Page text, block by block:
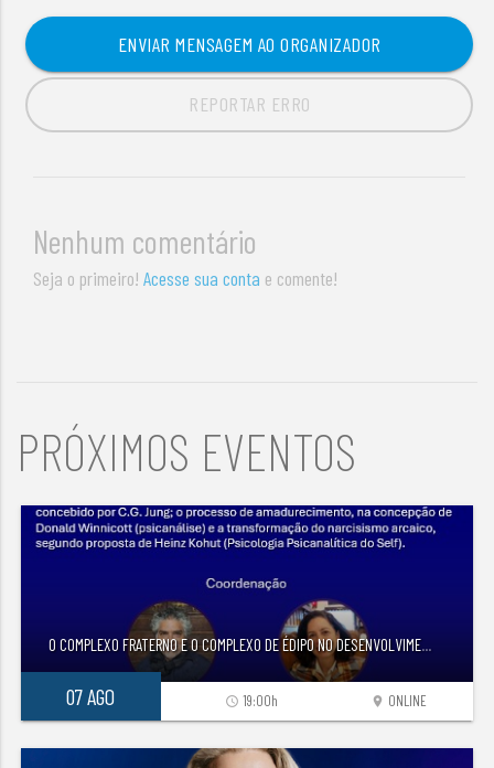
ENVIAR MENSAGEM AO ORGANIZADOR
REPORTAR ERRO
Nenhum comentário
Seja o primeiro!Acesse sua conta e comente!
PRÓXIMOS EVENTOS
O COMPLEXO FRATERNO E O COMPLEXO DE ÉDIPO NO DESENVOLVIME...
07 AGO location_on ONLINE
access_time 19:00h